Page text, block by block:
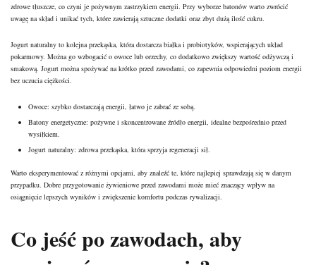
zdrowe tłuszcze, co czyni je pożywnym zastrzykiem energii. Przy wyborze batonów warto zwrócić
uwagę na skład i unikać tych, które zawierają sztuczne dodatki oraz zbyt dużą ilość cukru.
Jogurt naturalny to kolejna przekąska, która dostarcza białka i probiotyków, wspierających układ
pokarmowy. Można go wzbogacić o owoce lub orzechy, co dodatkowo zwiększy wartość odżywczą i
smakową. Jogurt można spożywać na krótko przed zawodami, co zapewnia odpowiedni poziom energii
bez uczucia ciężkości.
Owoce: szybko dostarczają energii, łatwo je zabrać ze sobą.
Batony energetyczne: pożywne i skoncentrowane źródło energii, idealne bezpośrednio przed
wysiłkiem.
Jogurt naturalny: zdrowa przekąska, która sprzyja regeneracji sił.
Warto eksperymentować z różnymi opcjami, aby znaleźć te, które najlepiej sprawdzają się w danym
przypadku. Dobre przygotowanie żywieniowe przed zawodami może mieć znaczący wpływ na
osiągnięcie lepszych wyników i zwiększenie komfortu podczas rywalizacji.
Co jeść po zawodach, aby